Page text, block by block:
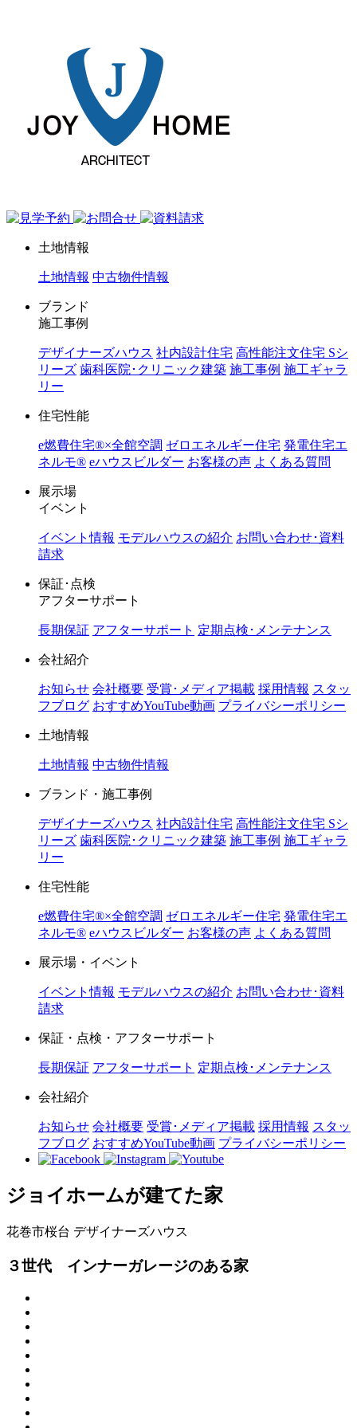
土地情報
土地情報 中古物件情報
ブランド
施工事例
デザイナーズハウス 社内設計住宅 高性能注文住宅 Sシ
リーズ 歯科医院･クリニック建築 施工事例 施工ギャラ
リー
住宅性能
e燃費住宅®︎×全館空調 ゼロエネルギー住宅 発電住宅エ
ネルモ®︎ eハウスビルダー お客様の声 よくある質問
展示場
イベント
イベント情報 モデルハウスの紹介 お問い合わせ･資料
請求
保証･点検
アフターサポート
長期保証 アフターサポート 定期点検･メンテナンス
会社紹介
お知らせ 会社概要 受賞･メディア掲載 採用情報 スタッ
フブログ おすすめYouTube動画 プライバシーポリシー
土地情報
土地情報 中古物件情報
ブランド・施工事例
デザイナーズハウス 社内設計住宅 高性能注文住宅 Sシ
リーズ 歯科医院･クリニック建築 施工事例 施工ギャラ
リー
住宅性能
e燃費住宅®︎×全館空調 ゼロエネルギー住宅 発電住宅エ
ネルモ®︎ eハウスビルダー お客様の声 よくある質問
展示場・イベント
イベント情報 モデルハウスの紹介 お問い合わせ･資料
請求
保証・点検・アフターサポート
長期保証 アフターサポート 定期点検･メンテナンス
会社紹介
お知らせ 会社概要 受賞･メディア掲載 採用情報 スタッ
フブログ おすすめYouTube動画 プライバシーポリシー
ジョイホームが建てた家
花巻市桜台 デザイナーズハウス
３世代 インナーガレージのある家